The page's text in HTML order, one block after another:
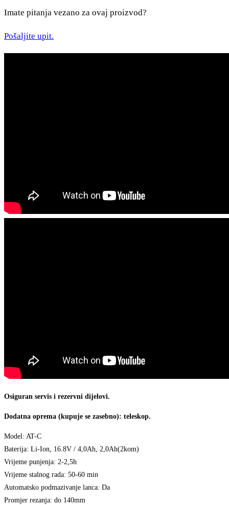
Imate pitanja vezano za ovaj proizvod?
Pošaljite upit.
Osiguran servis i rezervni dijelovi.
Dodatna oprema (kupuje se zasebno): teleskop.
Model: AT-C
Baterija: Li-Ion, 16.8V / 4,0Ah, 2,0Ah(2kom)
Vrijeme punjenja: 2-2,5h
Vrijeme stalnog rada: 50-60 min
Automatsko podmazivanje lanca: Da
Promjer rezanja: do 140mm